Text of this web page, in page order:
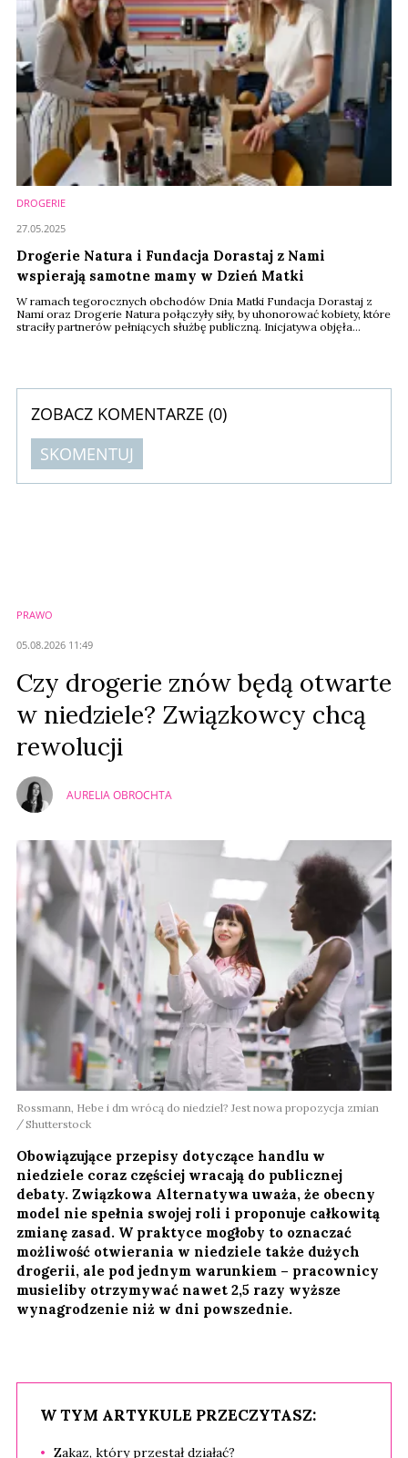
DROGERIE
Drogerie Natura i Fundacja Dorastaj z Nami
wspierają samotne mamy w Dzień Matki
W ramach tegorocznych obchodów Dnia Matki Fundacja Dorastaj z
Nami oraz Drogerie Natura połączyły siły, by uhonorować kobiety, które
straciły partnerów pełniących służbę publiczną. Inicjatywa objęła
27.05.2025
ZOBACZ KOMENTARZE (0)
SKOMENTUJ
PRAWO
05.08.2026 11:49
Czy drogerie znów będą otwarte
w niedziele? Związkowcy chcą
rewolucji
AURELIA OBROCHTA
Rossmann, Hebe i dm wrócą do niedziel? Jest nowa propozycja zmian
Shutterstock
Obowiązujące przepisy dotyczące handlu w
niedziele coraz częściej wracają do publicznej
debaty. Związkowa Alternatywa uważa, że obecny
model nie spełnia swojej roli i proponuje całkowitą
zmianę zasad. W praktyce mogłoby to oznaczać
możliwość otwierania w niedziele także dużych
drogerii, ale pod jednym warunkiem – pracownicy
musieliby otrzymywać nawet 2,5 razy wyższe
wynagrodzenie niż w dni powszednie.
W TYM ARTYKULE PRZECZYTASZ:
Zakaz, który przestał działać?